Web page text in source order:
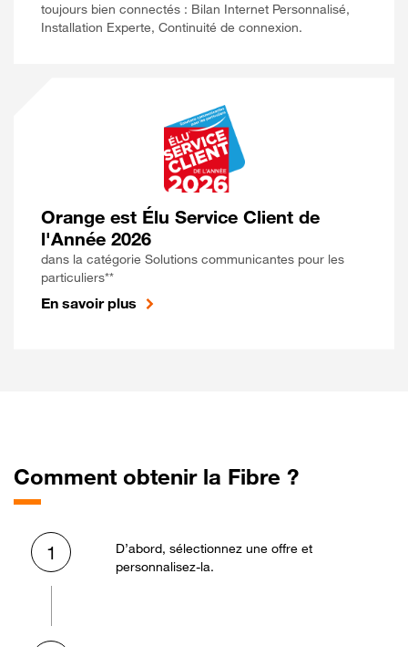
toujours bien connectés : Bilan Internet Personnalisé,
Installation Experte, Continuité de connexion.
Orange est Élu Service Client de
l'Année 2026
dans la catégorie Solutions communicantes pour les
particuliers**
En savoir plus
Comment obtenir la Fibre ?
1
D’abord, sélectionnez une offre et
personnalisez-la.